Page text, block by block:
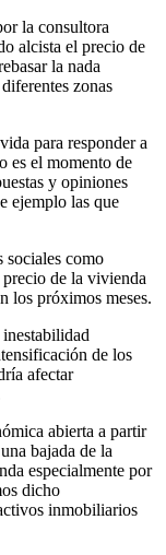
la consultora
alcista el precio de
la nada
zonas
para responder a
es el momento de
y opiniones
ejemplo las que
sociales como
de la vivienda
los próximos meses.
de los
afectar
abierta a partir
bajada de la
especialmente por
dicho
inmobiliarios